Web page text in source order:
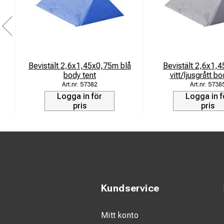
- Flyter i vatten
- Separat vitt
- Arbetstemperatur
Levereras med:
Laddväska
- Laddkabel
- Billaddare
Bevistält 2,6x1,45x0,75m blå
body tent
57382
Logga in för
pris
Bevistält
vitt/ljusgrått
Logga in
pris
Kundservice
Mitt konto